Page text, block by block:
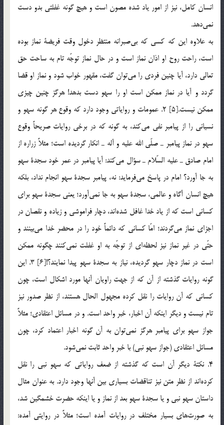
انسان كامل، نيز از امور ياد شده مصون است و هيچ گونه غفلتي بدو دست
نمي‌دهد.
به علاوه اين كه كسي كه بي‌صبرانه منتظر دخول وقت فريضة نماز بوده
است، راحت روح او اذان نماز است و در حال نماز توجّه تام به ساحت حق
تعالي دارد، آيا چنين فردي را مي‌توان گفت، مقهور خواب شود و نماز او قضا
گردد و آيا در نماز ممكن است او را سهو دست بدهد! هرگز چنين چيزي
ممكن نيست.[5] 2. عمومات و رواياتي وجود دارد كه وقوع هر گونه سهو و
نسياني را از پيامبر نفي مي‌كند، به گونه که در برخي روايات صريحاً وقوع
سهو در نماز پيامبر ـ صلّي الله عليه و آله ـ انكار گرديده است؛ مثلاً زراره از
امام صادق ـ عليه السّلام ـ سؤال مي‌كند: آيا پيامبر در عمر خود سجدة سهو
به جا آورد؟ امام در پاسخ مي‌فرمايد: نه، پيامبر سجدة سهو انجام نداد، بلكه
هيچ انسان آگاه و عالمي، سجدة سهو به جا نمي‌آورد؛ يعني سجدة سهو براي
كساني است كه از ياد خدا غافل شد‌ه‌اند، دچار فراموشي و زياده و نقصان در
اجزاي نماز مي‌گردند؛ امّا كساني كه دائماً خود را در محضر خدا مي‌بينند و
حتّي در غير نماز نيز لحظه‌اي از توجّه به او غفلت نمي‌كنند چگونه ممكن
است در نماز دچار سهو گرديده، نياز به سجدة سهو پيدا نمايند؟![6] 3. اين
گونه روايات گذشته از آن كه از جهت راويان آنها مورد اشكال است، چون
كساني كه آن روايات را نقل كرده مجهول الحال هستند، از نظر صدور نيز
تام نيست و ديگر اينكه آن اخبار، خبر واحد است. و در مسائل اعتقادي؛ مثلاً
جواز سهو براي پيامبر هرگز نمي‌توان به آن گونه اخبار اعتماد كرد، چون
مسائل اعتقادي (جواز سهو نبي) با خبر واحد ثابت نمي‌شود.
4. نكتة ديگر آن است كه گذشته از ضعف رواياتي كه سهو نبي را نقل
كرده‌اند از نظر متن نيز تناقضات بسياري بين آنها وجود دارد. به عنوان مثال
داستان سهو نبي و يا سجدة سهو بعد از نماز و يا اينكه حضرت خشمگين شد،
به صورت‌هاي بسيار مختلف در روايات آمده است؛ مثلاً در روايتي آمده: